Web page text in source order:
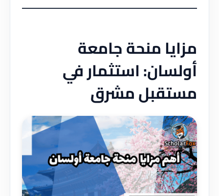
مزايا منحة جامعة
أولسان: استثمار في
مستقبل مشرق